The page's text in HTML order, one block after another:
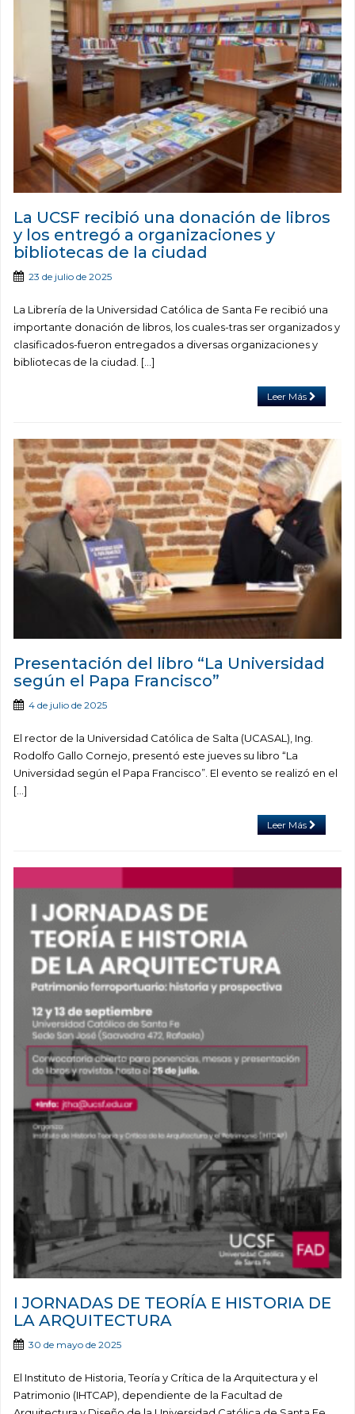
La UCSF recibió una donación de libros
y los entregó a organizaciones y
bibliotecas de la ciudad
23 de julio de 2025
La Librería de la Universidad Católica de Santa Fe recibió una
importante donación de libros, los cuales-tras ser organizados y
clasificados-fueron entregados a diversas organizaciones y
bibliotecas de la ciudad. […]
Leer Más
Presentación del libro “La Universidad
según el Papa Francisco”
4 de julio de 2025
El rector de la Universidad Católica de Salta (UCASAL), Ing.
Rodolfo Gallo Cornejo, presentó este jueves su libro “La
Universidad según el Papa Francisco”. El evento se realizó en el
[…]
Leer Más
I JORNADAS DE TEORÍA E HISTORIA DE
LA ARQUITECTURA
30 de mayo de 2025
El Instituto de Historia, Teoría y Crítica de la Arquitectura y el
Patrimonio (IHTCAP), dependiente de la Facultad de